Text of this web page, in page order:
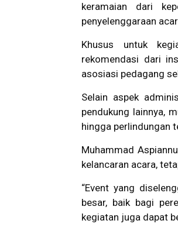
keramaian dari
penyelenggaraan
Khusus untuk
rekomendasi dari
asosiasi pedagang
Selain aspek
pendukung lainnya,
hingga perlindungan
Muhammad
kelancaran acara,
“Event yang
besar, baik bagi
kegiatan juga dapat